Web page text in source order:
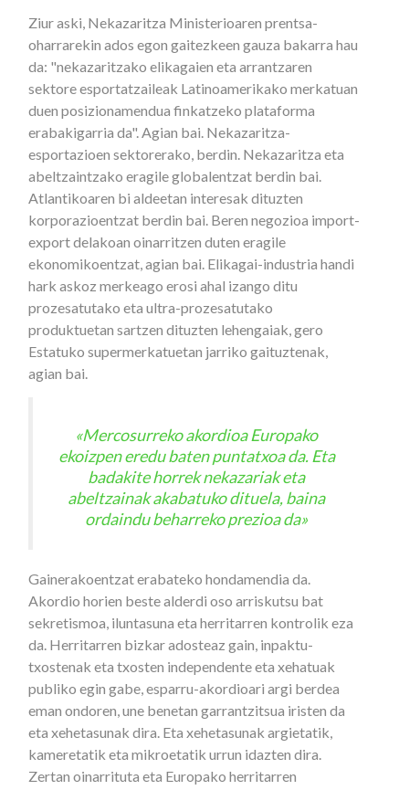
Ziur aski, Nekazaritza Ministerioaren prentsa-
oharrarekin ados egon gaitezkeen gauza bakarra hau
da: "nekazaritzako elikagaien eta arrantzaren
sektore esportatzaileak Latinoamerikako merkatuan
duen posizionamendua finkatzeko plataforma
erabakigarria da". Agian bai. Nekazaritza-
esportazioen sektorerako, berdin. Nekazaritza eta
abeltzaintzako eragile globalentzat berdin bai.
Atlantikoaren bi aldeetan interesak dituzten
korporazioentzat berdin bai. Beren negozioa import-
export delakoan oinarritzen duten eragile
ekonomikoentzat, agian bai. Elikagai-industria handi
hark askoz merkeago erosi ahal izango ditu
prozesatutako eta ultra-prozesatutako
produktuetan sartzen dituzten lehengaiak, gero
Estatuko supermerkatuetan jarriko gaituztenak,
agian bai.
«Mercosurreko akordioa Europako
ekoizpen eredu baten puntatxoa da. Eta
badakite horrek nekazariak eta
abeltzainak akabatuko dituela, baina
ordaindu beharreko prezioa da»
Gainerakoentzat erabateko hondamendia da.
Akordio horien beste alderdi oso arriskutsu bat
sekretismoa, iluntasuna eta herritarren kontrolik eza
da. Herritarren bizkar adosteaz gain, inpaktu-
txostenak eta txosten independente eta xehatuak
publiko egin gabe, esparru-akordioari argi berdea
eman ondoren, une benetan garrantzitsua iristen da
eta xehetasunak dira. Eta xehetasunak argietatik,
kameretatik eta mikroetatik urrun idazten dira.
Zertan oinarrituta eta Europako herritarren